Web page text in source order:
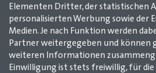
Elementen Dritter, der statistischen
personalisierten Werbung sowie der
Medien. Je nach Funktion werden
Partner weitergegeben und können
weiteren Informationen
Einwilligung ist stets freiwillig, für
21
22 23 24 25
30
31 32 33 34
39
40 41 42
47
48 49 50 51